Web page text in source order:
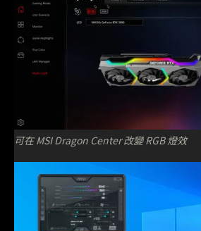
可在 MSI Dragon Center 改變 RGB 燈效